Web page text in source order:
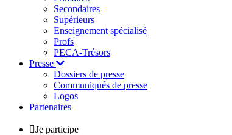
Secondaires
Supérieurs
Enseignement spécialisé
Profs
PECA-Trésors
Presse
Dossiers de presse
Communiqués de presse
Logos
Partenaires
Je participe